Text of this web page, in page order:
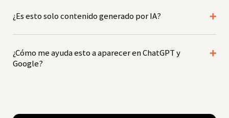
¿Es esto solo contenido generado por IA?
¿Cómo me ayuda esto a aparecer en ChatGPT y
Google?